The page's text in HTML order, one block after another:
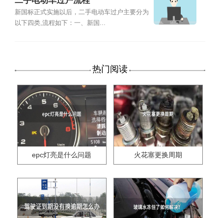
新国标正式实施以后，二手电动车过户主要分为
以下四类,流程如下：一、新国...
热门阅读
epc灯亮是什么问题 火花塞更换周期